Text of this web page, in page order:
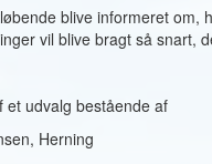
blive informeret om,
vil blive bragt så snart,
udvalg bestående af
Herning